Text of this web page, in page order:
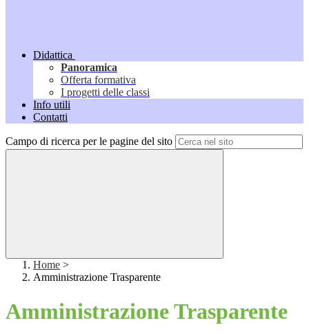
Didattica
Panoramica
Offerta formativa
I progetti delle classi
Info utili
Contatti
Campo di ricerca per le pagine del sito
Home >
Amministrazione Trasparente
Amministrazione Trasparente